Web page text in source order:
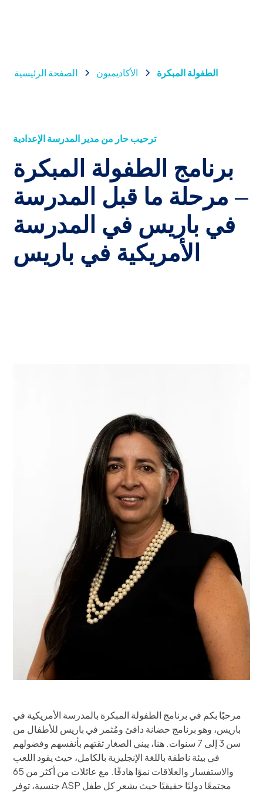
الصفحة الرئيسية الأكاديميون الطفولة المبكرة
ترحيب حار من مدير المدرسة الإعدادية
برنامج الطفولة المبكرة
– مرحلة ما قبل المدرسة
في باريس في المدرسة
الأمريكية في باريس
مرحبًا بكم في برنامج الطفولة المبكرة بالمدرسة الأمريكية في
باريس، وهو برنامج حضانة دافئ ومُثمر في باريس للأطفال من
سن 3 إلى 7 سنوات. هنا، يبني الصغار ثقتهم بأنفسهم وفضولهم
في بيئة ناطقة باللغة الإنجليزية بالكامل، حيث يقود اللعب
والاستفسار والعلاقات نموًا هادفًا. مع عائلات من أكثر من 65
جنسية، توفر ASP مجتمعًا دوليًا حقيقيًا حيث يشعر كل طفل